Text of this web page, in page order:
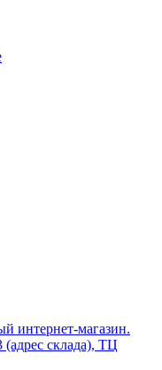
магазин.
(адрес склада), ТЦ